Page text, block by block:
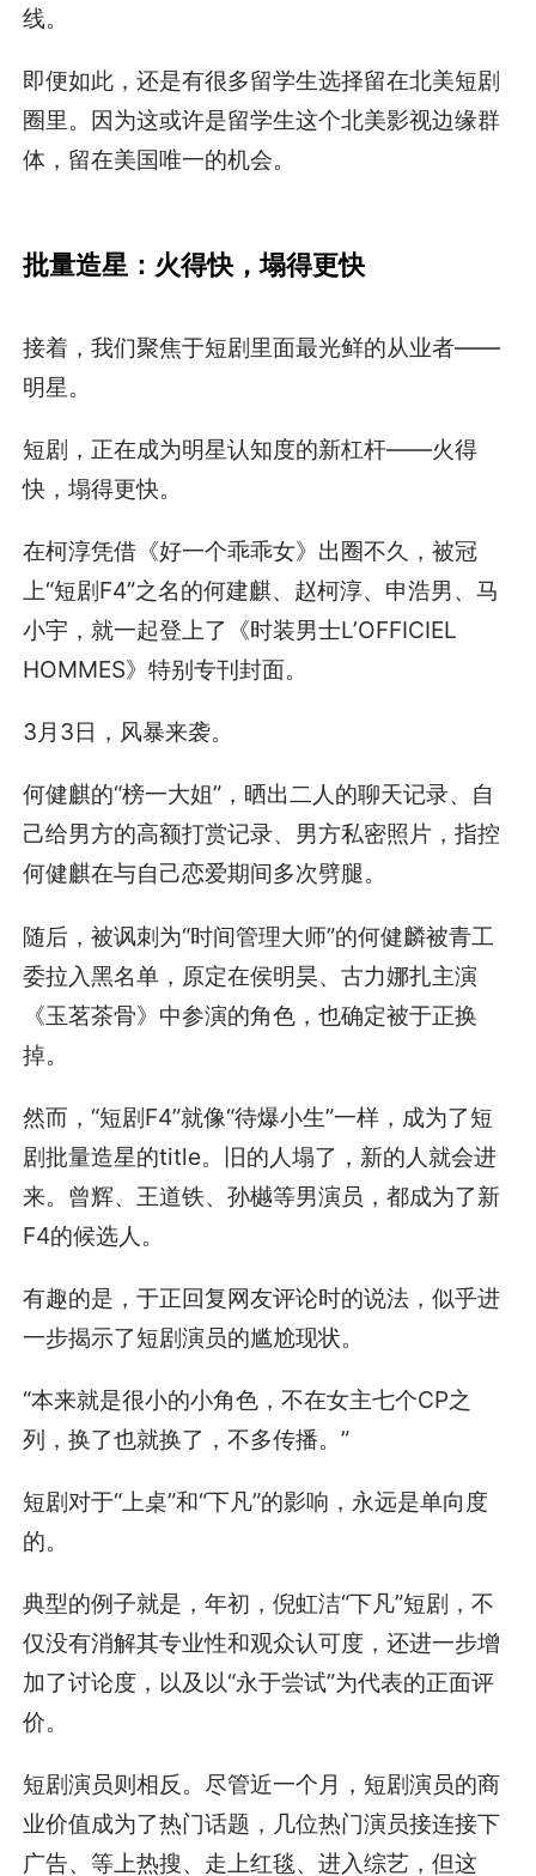
线。
即便如此，还是有很多留学生选择留在北美短剧
圈里。因为这或许是留学生这个北美影视边缘群
体，留在美国唯一的机会。
批量造星：火得快，塌得更快
接着，我们聚焦于短剧里面最光鲜的从业者——
明星。
短剧，正在成为明星认知度的新杠杆——火得
快，塌得更快。
在柯淳凭借《好一个乖乖女》出圈不久，被冠
上“短剧F4”之名的何建麒、赵柯淳、申浩男、马
小宇，就一起登上了《时装男士L’OFFICIEL
HOMMES》特别专刊封面。
3月3日，风暴来袭。
何健麒的“榜一大姐”，晒出二人的聊天记录、自
己给男方的高额打赏记录、男方私密照片，指控
何健麒在与自己恋爱期间多次劈腿。
随后，被讽刺为“时间管理大师”的何健麟被青工
委拉入黑名单，原定在侯明昊、古力娜扎主演
《玉茗茶骨》中参演的角色，也确定被于正换
掉。
然而，“短剧F4”就像“待爆小生”一样，成为了短
剧批量造星的title。旧的人塌了，新的人就会进
来。曾辉、王道铁、孙樾等男演员，都成为了新
F4的候选人。
有趣的是，于正回复网友评论时的说法，似乎进
一步揭示了短剧演员的尴尬现状。
“本来就是很小的小角色，不在女主七个CP之
列，换了也就换了，不多传播。”
短剧对于“上桌”和“下凡”的影响，永远是单向度
的。
典型的例子就是，年初，倪虹洁“下凡”短剧，不
仅没有消解其专业性和观众认可度，还进一步增
加了讨论度，以及以“永于尝试”为代表的正面评
价。
短剧演员则相反。尽管近一个月，短剧演员的商
业价值成为了热门话题，几位热门演员接连接下
广告、等上热搜、走上红毯、进入综艺，但这